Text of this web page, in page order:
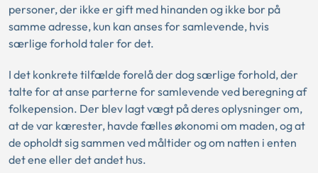
personer, der ikke er gift med hinanden og ikke bor på
samme adresse, kun kan anses for samlevende, hvis
særlige forhold taler for det.
I det konkrete tilfælde forelå der dog særlige forhold, der
talte for at anse parterne for samlevende ved beregning af
folkepension. Der blev lagt vægt på deres oplysninger om,
at de var kærester, havde fælles økonomi om maden, og at
de opholdt sig sammen ved måltider og om natten i enten
det ene eller det andet hus.